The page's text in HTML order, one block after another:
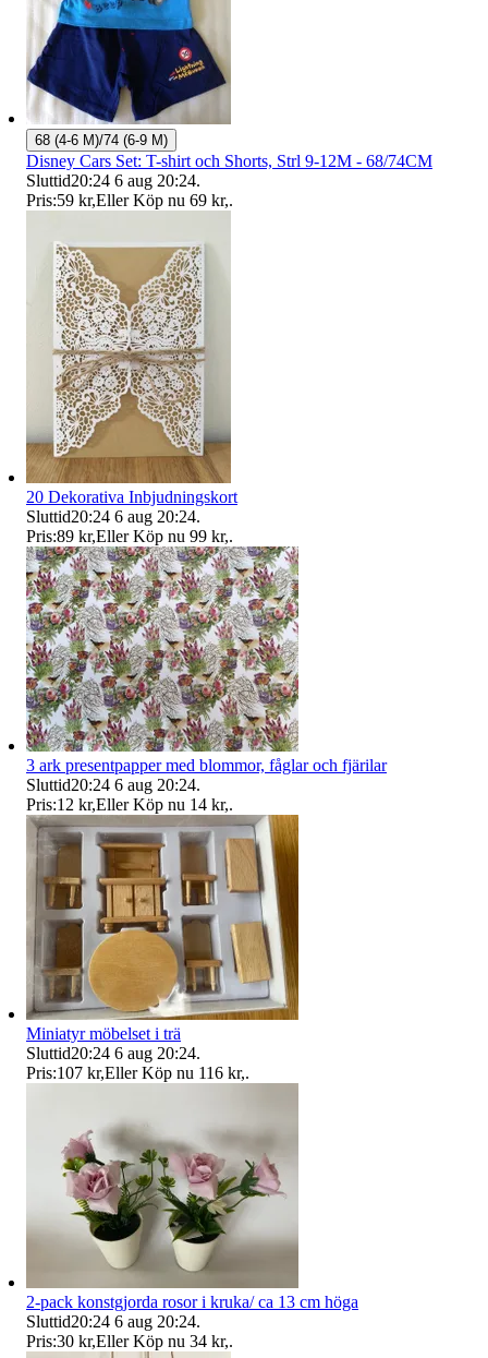
68 (4-6 M)/74 (6-9 M)
Disney Cars Set: T-shirt och Shorts, Strl 9-12M - 68/74CM
Sluttid20:24 6 aug 20:24.
Pris:59 kr,Eller Köp nu 69 kr,.
20 Dekorativa Inbjudningskort
Sluttid20:24 6 aug 20:24.
Pris:89 kr,Eller Köp nu 99 kr,.
3 ark presentpapper med blommor, fåglar och fjärilar
Sluttid20:24 6 aug 20:24.
Pris:12 kr,Eller Köp nu 14 kr,.
Miniatyr möbelset i trä
Sluttid20:24 6 aug 20:24.
Pris:107 kr,Eller Köp nu 116 kr,.
2-pack konstgjorda rosor i kruka/ ca 13 cm höga
Sluttid20:24 6 aug 20:24.
Pris:30 kr,Eller Köp nu 34 kr,.